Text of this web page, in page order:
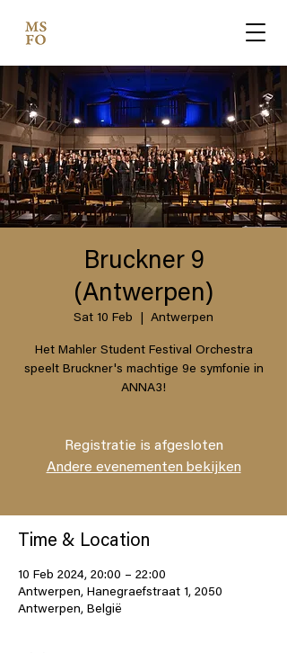
Bruckner 9
(Antwerpen)
Sat 10 Feb Antwerpen
Het Mahler Student Festival Orchestra
speelt Bruckner's machtige 9e symfonie in
ANNA3!
Registratie is afgesloten
Andere evenementen bekijken
Time & Location
10 Feb 2024, 20:00 – 22:00
Antwerpen, Hanegraefstraat 1, 2050
Antwerpen, België